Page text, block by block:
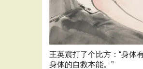
王英震打了个比方：“身体
身体的自救本能。”